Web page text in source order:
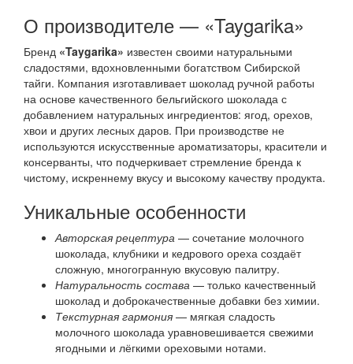
О производителе — «Taygarika»
Бренд «Taygarika» известен своими натуральными
сладостями, вдохновленными богатством Сибирской
тайги. Компания изготавливает шоколад ручной работы
на основе качественного бельгийского шоколада с
добавлением натуральных ингредиентов: ягод, орехов,
хвои и других лесных даров. При производстве не
используются искусственные ароматизаторы, красители и
консерванты, что подчеркивает стремление бренда к
чистому, искреннему вкусу и высокому качеству продукта.
Уникальные особенности
Авторская рецептура — сочетание молочного
шоколада, клубники и кедрового ореха создаёт
сложную, многогранную вкусовую палитру.
Натуральность состава — только качественный
шоколад и доброкачественные добавки без химии.
Текстурная гармония — мягкая сладость
молочного шоколада уравновешивается свежими
ягодными и лёгкими ореховыми нотами.